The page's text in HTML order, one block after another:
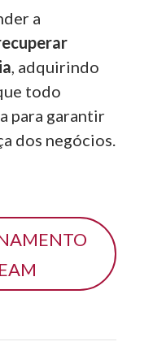
a
, adquirindo
todo
para garantir
dos negócios.